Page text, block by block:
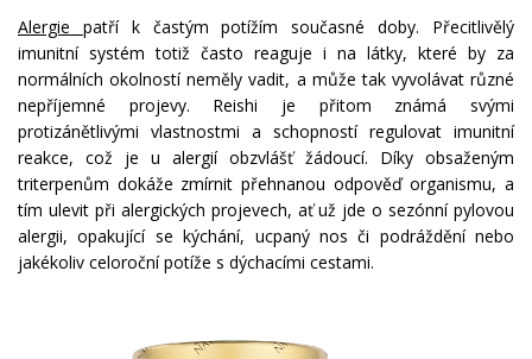
Alergie patří k častým potížím současné doby. Přecitlivělý
imunitní systém totiž často reaguje i na látky, které by za
normálních okolností neměly vadit, a může tak vyvolávat různé
nepříjemné projevy. Reishi je přitom známá svými
protizánětlivými vlastnostmi a schopností regulovat imunitní
reakce, což je u alergií obzvlášť žádoucí. Díky obsaženým
triterpenům dokáže zmírnit přehnanou odpověď organismu, a
tím ulevit při alergických projevech, ať už jde o sezónní pylovou
alergii, opakující se kýchání, ucpaný nos či podráždění nebo
jakékoliv celoroční potíže s dýchacími cestami.